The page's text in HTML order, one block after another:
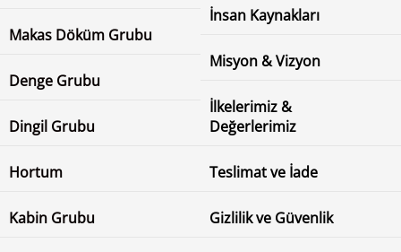
Makas Döküm Grubu
Denge Grubu
Dingil Grubu
Hortum
Kabin Grubu
İnsan Kaynakları
Misyon & Vizyon
İlkelerimiz &
Değerlerimiz
Teslimat ve İade
Gizlilik ve Güvenlik